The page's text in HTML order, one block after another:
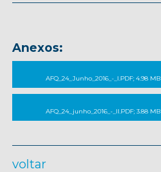
Anexos:
AFQ_24_Junho_2016_-_I.PDF; 4.98 MB
AFQ_24_junho_2016_-_II.PDF; 3.88 MB
voltar